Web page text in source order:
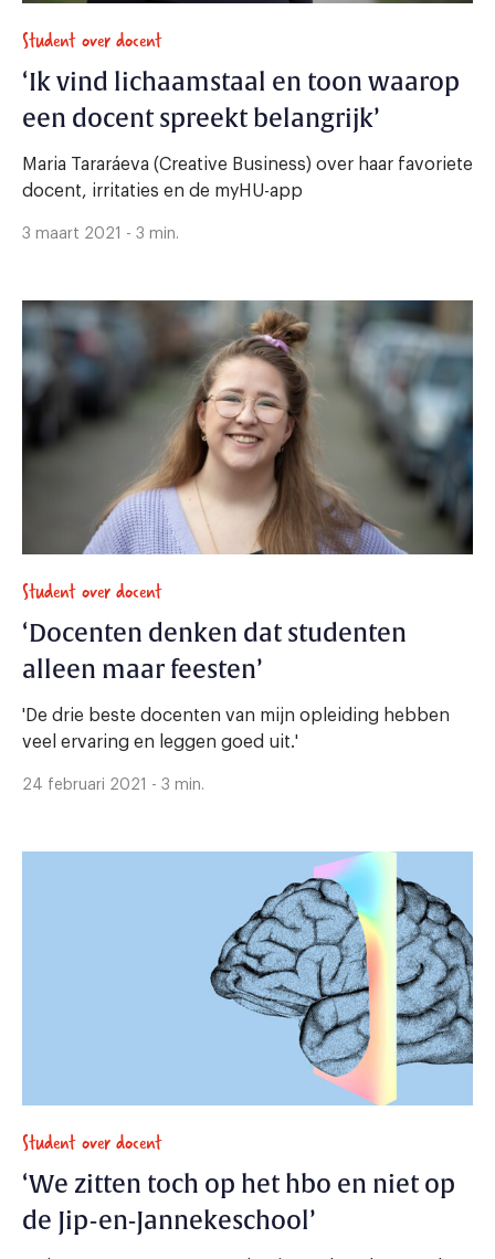
Student over docent
‘Ik vind lichaamstaal en toon waarop
een docent spreekt belangrijk’
Maria Tararáeva (Creative Business) over haar favoriete
docent, irritaties en de myHU-app
3 maart 2021 - 3 min.
Student over docent
‘Docenten denken dat studenten
alleen maar feesten’
'De drie beste docenten van mijn opleiding hebben
veel ervaring en leggen goed uit.'
24 februari 2021 - 3 min.
Student over docent
‘We zitten toch op het hbo en niet op
de Jip-en-Jannekeschool’